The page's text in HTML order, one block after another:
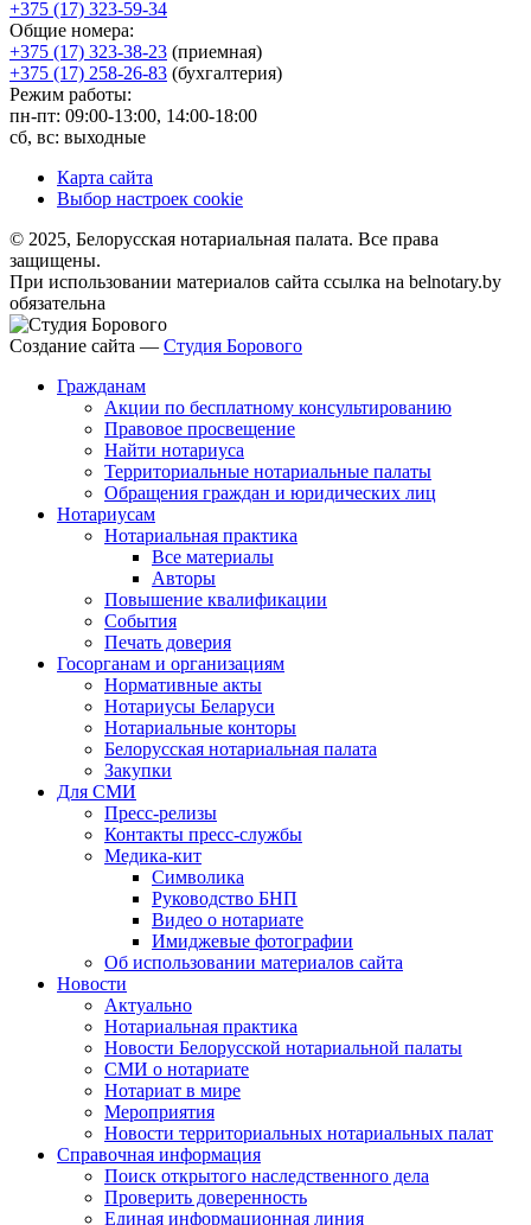
+375 (17) 323-59-34
Общие номера:
+375 (17) 323-38-23 (приемная)
+375 (17) 258-26-83 (бухгалтерия)
Режим работы:
пн-пт: 09:00-13:00, 14:00-18:00
сб, вс: выходные
Карта сайта
Выбор настроек cookie
© 2025, Белорусская нотариальная палата. Все права
защищены.
При использовании материалов сайта ссылка на belnotary.by
обязательна
Создание сайта — Студия Борового
Гражданам
Акции по бесплатному консультированию
Правовое просвещение
Найти нотариуса
Территориальные нотариальные палаты
Обращения граждан и юридических лиц
Нотариусам
Нотариальная практика
Все материалы
Авторы
Повышение квалификации
События
Печать доверия
Госорганам и организациям
Нормативные акты
Нотариусы Беларуси
Нотариальные конторы
Белорусская нотариальная палата
Закупки
Для СМИ
Пресс-релизы
Контакты пресс-службы
Медика-кит
Символика
Руководство БНП
Видео о нотариате
Имиджевые фотографии
Об использовании материалов сайта
Новости
Актуально
Нотариальная практика
Новости Белорусской нотариальной палаты
СМИ о нотариате
Нотариат в мире
Мероприятия
Новости территориальных нотариальных палат
Справочная информация
Поиск открытого наследственного дела
Проверить доверенность
Единая информационная линия